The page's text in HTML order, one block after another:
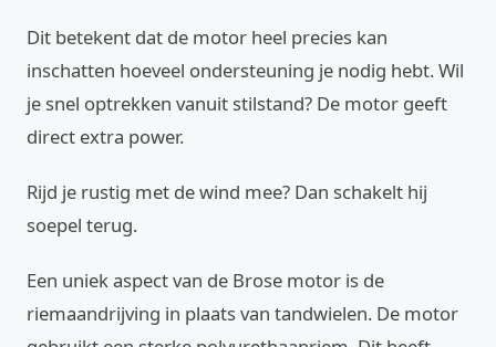
Dit betekent dat de motor heel precies kan
inschatten hoeveel ondersteuning je nodig hebt. Wil
je snel optrekken vanuit stilstand? De motor geeft
direct extra power.
Rijd je rustig met de wind mee? Dan schakelt hij
soepel terug.
Een uniek aspect van de Brose motor is de
riemaandrijving in plaats van tandwielen. De motor